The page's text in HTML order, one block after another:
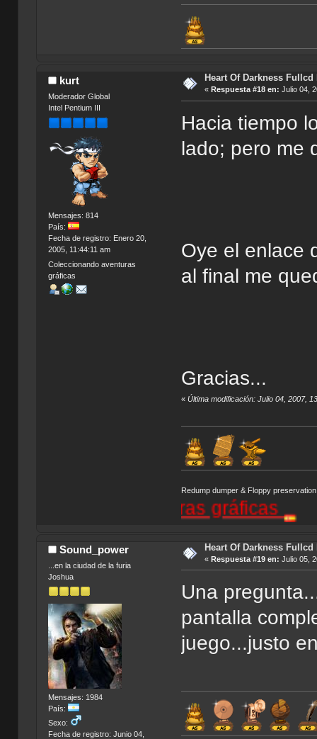
kurt
Moderador Global
Intel Pentium III
Mensajes: 814
País:
Fecha de registro: Enero 20,
2005, 11:44:11 am
Coleccionando aventuras
gráficas
Heart Of Darkness Fullcd
« Respuesta #18 en: Julio 04,
Hacia tiempo
lado; pero me
Oye el enlace
al final me
Gracias...
«Última modificación: Julio 04, 2007,
Redump dumper & Floppy preservation
de aventuras gráficas
Sound_power
...en la ciudad de la furia
Joshua
Mensajes: 1984
País:
Sexo:
Fecha de registro: Junio 04,
Heart Of Darkness Fullcd
« Respuesta #19 en: Julio 05,
Una
pantalla
juego...justo